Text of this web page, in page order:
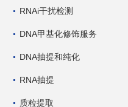
RNAi干扰检测
DNA甲基化修饰服务
DNA抽提和纯化
RNA抽提
质粒提取